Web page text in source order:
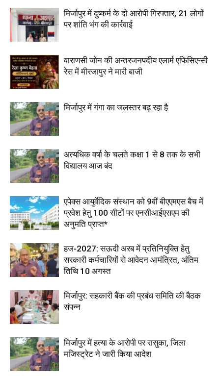
मिर्जापुर में दुष्कर्म के दो आरोपी गिरफ्तार, 21 लोगों
पर शांति भंग की कार्रवाई
वाराणसी जोन की अन्तरजनपदीय एलार्म एफिसिएन्सी
रेस में मीरजापुर ने मारी बाजी
मिर्जापुर में गंगा का जलस्तर बढ़ रहा है
अत्यधिक वर्षा के चलते कक्षा 1 से 8 तक के सभी
विद्यालय आज बंद
एपेक्स आयुर्वेदिक संस्थान को 9वीं बीएएमएस बैच में
प्रवेश हेतु 100 सीटों पर एनसीआईएसएम की
अनुमति प्राप्त*
हज-2027: सऊदी अरब में प्रतिनियुक्ति हेतु
सरकारी कर्मचारियों से आवेदन आमंत्रित, अंतिम
तिथि 10 अगस्त
मिर्जापुर: सहकारी बैंक की प्रबंध समिति की बैठक
संपन्न
मिर्जापुर में हत्या के आरोपी पर रासुका, जिला
मजिस्ट्रेट ने जारी किया आदेश